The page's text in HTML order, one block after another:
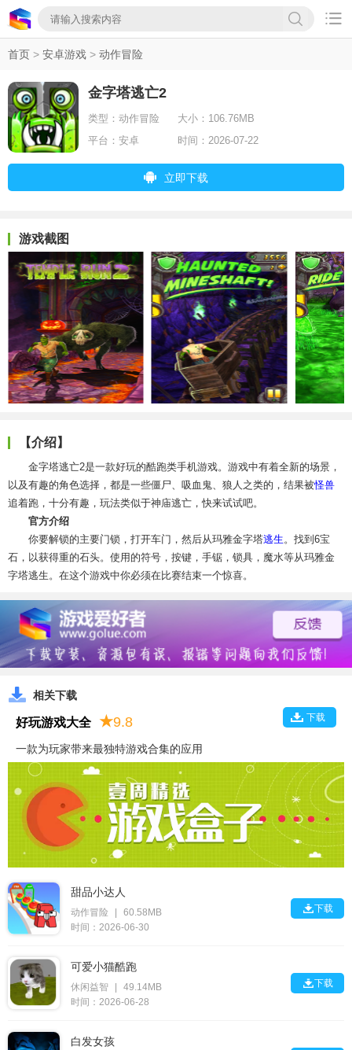

首页 > 安卓游戏 > 动作冒险
金字塔逃亡2
类型： 动作冒险 大小： 106.76MB
平台： 安卓 时间： 2026-07-22
立即下载
游戏截图
【介绍】
金字塔逃亡2是一款好玩的酷跑类手机游戏。游戏中有着全新的场景，
以及有趣的角色选择，都是一些僵尸、吸血鬼、狼人之类的，结果被怪兽
追着跑，十分有趣，玩法类似于神庙逃亡，快来试试吧。
官方介绍
你要解锁的主要门锁，打开车门，然后从玛雅金字塔逃生 。找到6宝
石，以获得重的石头。使用的符号，按键，手锯，锁具，魔水等从玛雅金
字塔逃生。在这个游戏中你必须在比赛结束一个惊喜。
相关下载
下载
好玩游戏大全 ★9.8
一款为玩家带来最独特游戏合集的应用
甜品小达人
动作冒险 |
60.58MB
时间：2026-06-30
下载
可爱小猫酷跑
休闲益智 |
49.14MB
时间：2026-06-28
下载
白发女孩